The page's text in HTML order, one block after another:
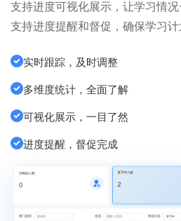
支持进度可视化展示，让学习情
支持进度提醒和督促，确保学习计
实时跟踪，及时调整
多维度统计，全面了解
可视化展示，一目了然
进度提醒，督促完成